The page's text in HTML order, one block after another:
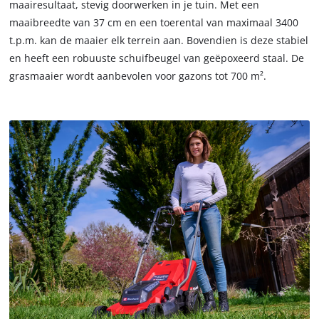
trackers
that
are
to
The
website
owner
needs
to
setup
the
site
with
their
CMP
to
add
maairesultaat, stevig doorwerken in je tuin. Met een
maaibreedte van 37 cm en een toerental van maximaal 3400
t.p.m. kan de maaier elk terrein aan. Bovendien is deze stabiel
en heeft een robuuste schuifbeugel van geëpoxeerd staal. De
grasmaaier wordt aanbevolen voor gazons tot 700 m².